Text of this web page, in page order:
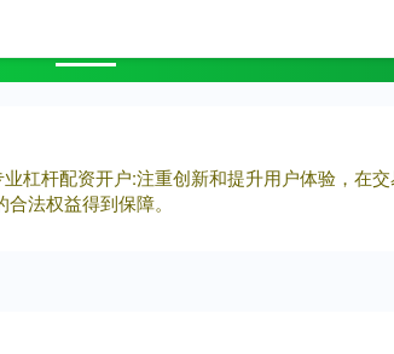
杠杆配资开户:注重创新和提升用户体验，在
法权益得到保障。